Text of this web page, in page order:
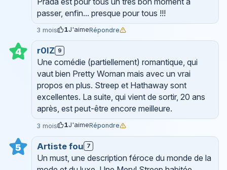
passer, enfin... presque pour tous !!!
3 mois 1J'aimeRépondre
4 r0lZ 9
Une comédie (partiellement) romantique, qui
vaut bien Pretty Woman mais avec un vrai
propos en plus. Streep et Hathaway sont
excellentes. La suite, qui vient de sortir, 20 ans
après, est peut-être encore meilleure.
3 mois 1J'aimeRépondre
5 Artiste fou 7
Un must, une description féroce du monde de la